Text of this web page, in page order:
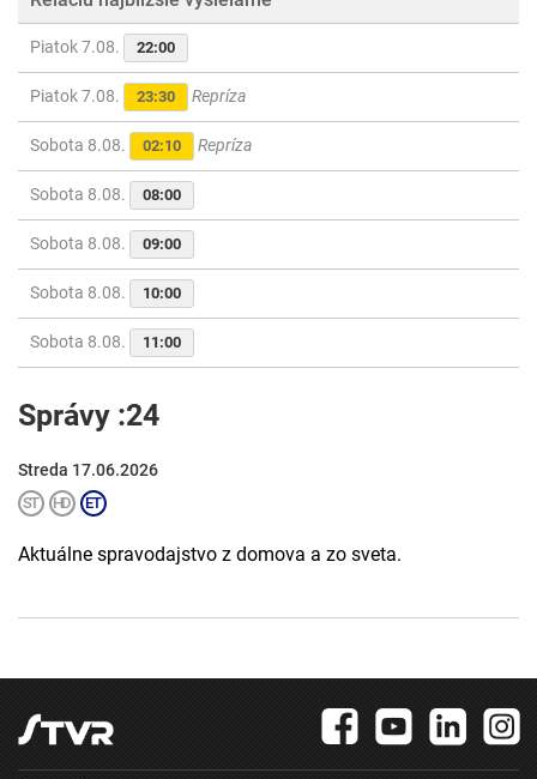
Piatok 7.08. 22:00
Piatok 7.08. 23:30 Repríza
Sobota 8.08. 02:10 Repríza
Sobota 8.08. 08:00
Sobota 8.08. 09:00
Sobota 8.08. 10:00
Sobota 8.08. 11:00
Správy :24
Streda 17.06.2026
Aktuálne spravodajstvo z domova a zo sveta.